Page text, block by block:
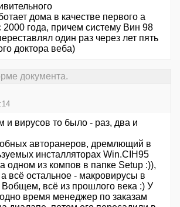
дома в качестве первого а
2000 года, причем систему Вин 98
один раз через лет пять
доктора веба)
документа.
и вирусов то было - раз, два и
авторанеров, дремлющий в
инсталляторах Win.CIH95
одном из компов в папке Setup :)),
всё остальное - макровирусы в
Вобщем, всё из прошлого века :) У
время менеджер по заказам